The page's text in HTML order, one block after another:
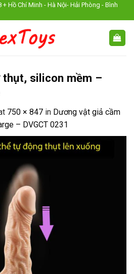
Hồ Chí Minh - Hà Nội- Hải Phòng - Bình
silicon mềm –
750 × 847 in Dương vật giả cầm
– DVGCT 0231